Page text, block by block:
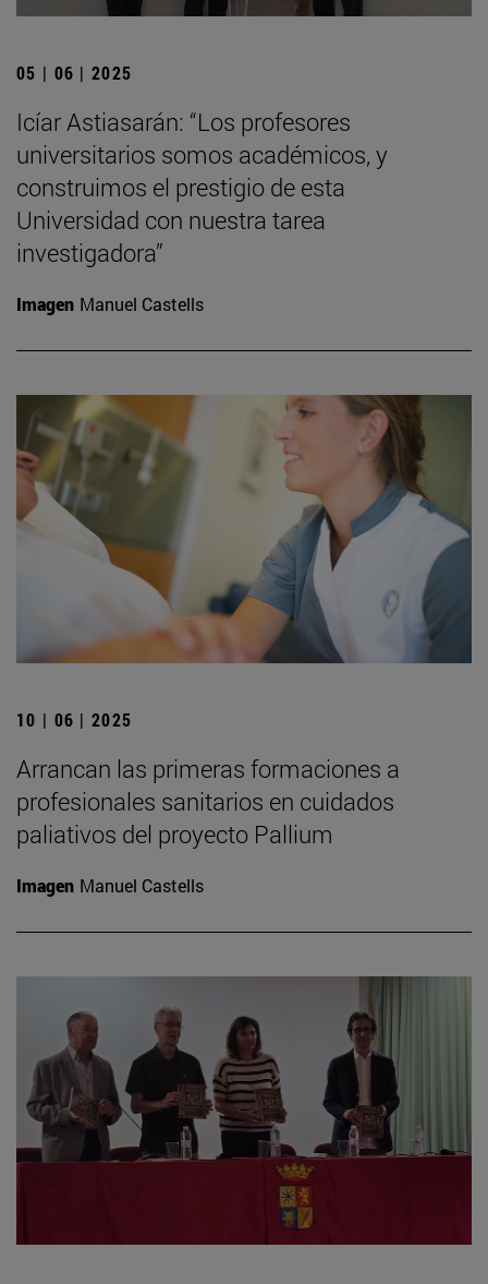
05 | 06 | 2025
Icíar Astiasarán: “Los profesores
universitarios somos académicos, y
construimos el prestigio de esta
Universidad con nuestra tarea
investigadora”
Imagen Manuel Castells
10 | 06 | 2025
Arrancan las primeras formaciones a
profesionales sanitarios en cuidados
paliativos del proyecto Pallium
Imagen Manuel Castells